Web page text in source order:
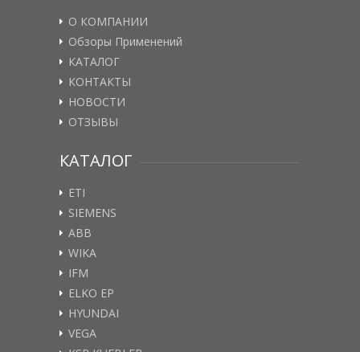
О КОМПАНИИ
Обзоры Применений
КАТАЛОГ
КОНТАКТЫ
НОВОСТИ
ОТЗЫВЫ
КАТАЛОГ
ETI
SIEMENS
ABB
WIKA
IFM
ELKO EP
HYUNDAI
VEGA